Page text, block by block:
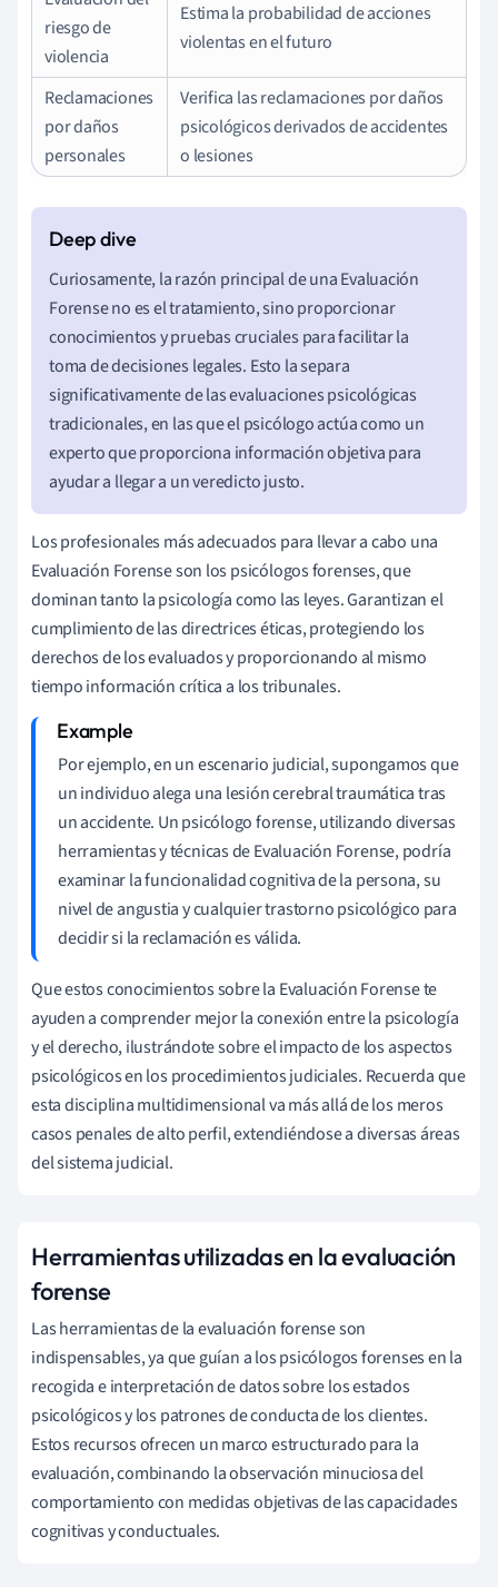
riesgo de
violencia
Estima la probabilidad de acciones
violentas en el futuro
Reclamaciones
por daños
personales
Verifica las reclamaciones por daños
psicológicos derivados de accidentes
o lesiones
Curiosamente, la razón principal de una Evaluación
Forense no es el tratamiento, sino proporcionar
conocimientos y pruebas cruciales para facilitar la
toma de decisiones legales. Esto la separa
significativamente de las evaluaciones psicológicas
tradicionales, en las que el psicólogo actúa como un
experto que proporciona información objetiva para
ayudar a llegar a un veredicto justo.
Los profesionales más adecuados para llevar a cabo una
Evaluación Forense son los psicólogos forenses, que
dominan tanto la psicología como las leyes. Garantizan el
cumplimiento de las directrices éticas, protegiendo los
derechos de los evaluados y proporcionando al mismo
tiempo información crítica a los tribunales.
Por ejemplo, en un escenario judicial, supongamos que
un individuo alega una lesión cerebral traumática tras
un accidente. Un psicólogo forense, utilizando diversas
herramientas y técnicas de Evaluación Forense, podría
examinar la funcionalidad cognitiva de la persona, su
nivel de angustia y cualquier trastorno psicológico para
decidir si la reclamación es válida.
Que estos conocimientos sobre la Evaluación Forense te
ayuden a comprender mejor la conexión entre la psicología
y el derecho, ilustrándote sobre el impacto de los aspectos
psicológicos en los procedimientos judiciales. Recuerda que
esta disciplina multidimensional va más allá de los meros
casos penales de alto perfil, extendiéndose a diversas áreas
del sistema judicial.
Herramientas utilizadas en la evaluación
forense
Las herramientas de la evaluación forense son
indispensables, ya que guían a los psicólogos forenses en la
recogida e interpretación de datos sobre los estados
psicológicos y los patrones de conducta de los clientes.
Estos recursos ofrecen un marco estructurado para la
evaluación, combinando la observación minuciosa del
comportamiento con medidas objetivas de las capacidades
cognitivas y conductuales.